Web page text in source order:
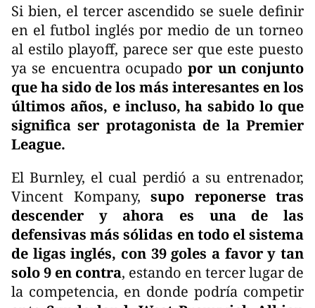
Si bien, el tercer ascendido se suele definir
en el futbol inglés por medio de un torneo
al estilo playoff, parece ser que este puesto
ya se encuentra ocupadopor un conjunto
que ha sido de los más interesantes en los
últimos años, e incluso, ha sabido lo que
significa ser protagonista de la Premier
League.
El Burnley, el cual perdió a su entrenador,
Vincent Kompany, supo reponerse tras
descender y ahora es una de las
defensivas más sólidas en todo el sistema
de ligas inglés, con 39 goles a favor y tan
solo 9 en contra, estando en tercer lugar de
la competencia, en donde podría competir